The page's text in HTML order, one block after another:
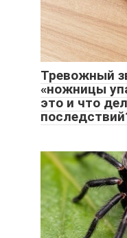
Тревожный
«ножницы
это и что